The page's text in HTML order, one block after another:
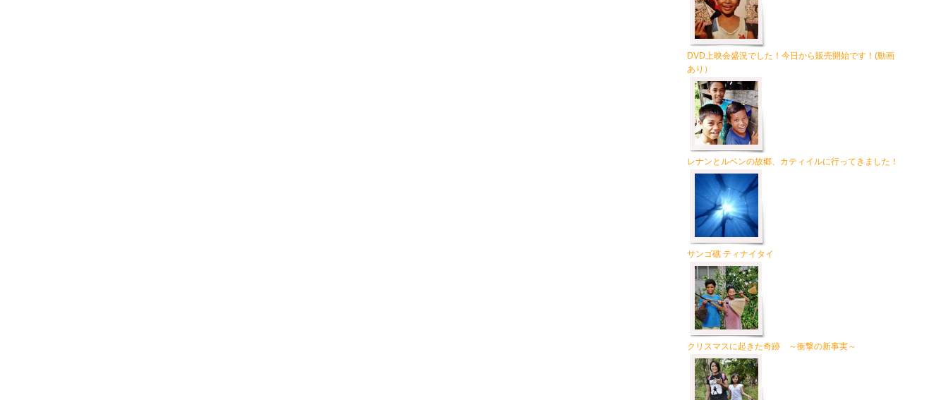
DVD上映会盛況でした！今日から販売開始です！(動画
あり）
レナンとルベンの故郷、カティイルに行ってきました！
サンゴ礁 ティナイタイ
クリスマスに起きた奇跡 ～衝撃の新事実～